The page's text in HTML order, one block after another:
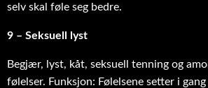
selv skal føle seg bedre.
9 – Seksuell lyst
Begjær, lyst, kåt, seksuell tenning og
følelser. Funksjon: Følelsene setter i